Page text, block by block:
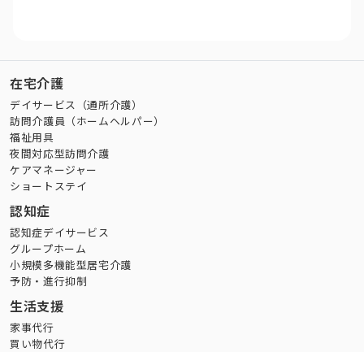
在宅介護
デイサービス（通所介護）
訪問介護員（ホームヘルパー）
福祉用具
夜間対応型訪問介護
ケアマネージャー
ショートステイ
認知症
認知症デイサービス
グループホーム
小規模多機能型居宅介護
予防・進行抑制
生活支援
家事代行
買い物代行